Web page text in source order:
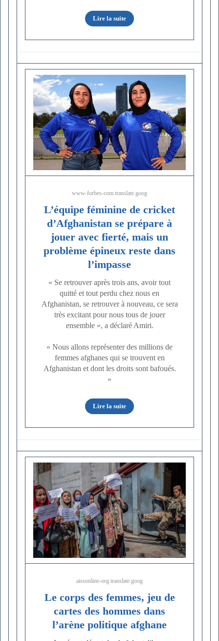
Lire la suite
www-forbes-com.translate.goog
L’équipe féminine de cricket
d’Afghanistan se prépare à
jouer avec fierté, mais un
problème épineux reste dans
l’impasse
« Se retrouver après trois ans, avoir tout
quitté et tout perdu chez nous en
Afghanistan, se retrouver à nouveau, ce sera
très excitant pour nous tous de jouer
ensemble », a déclaré Amiri.
« Nous allons représenter des millions de
femmes afghanes qui se trouvent en
Afghanistan et dont les droits sont bafoués.
»
Lire la suite
aissonline-org.translate.goog
Le corps des femmes, jeu de
cartes des hommes dans
l’arène politique afghane